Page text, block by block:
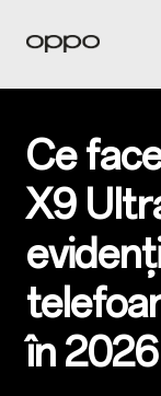
Ce
X9
în 2026